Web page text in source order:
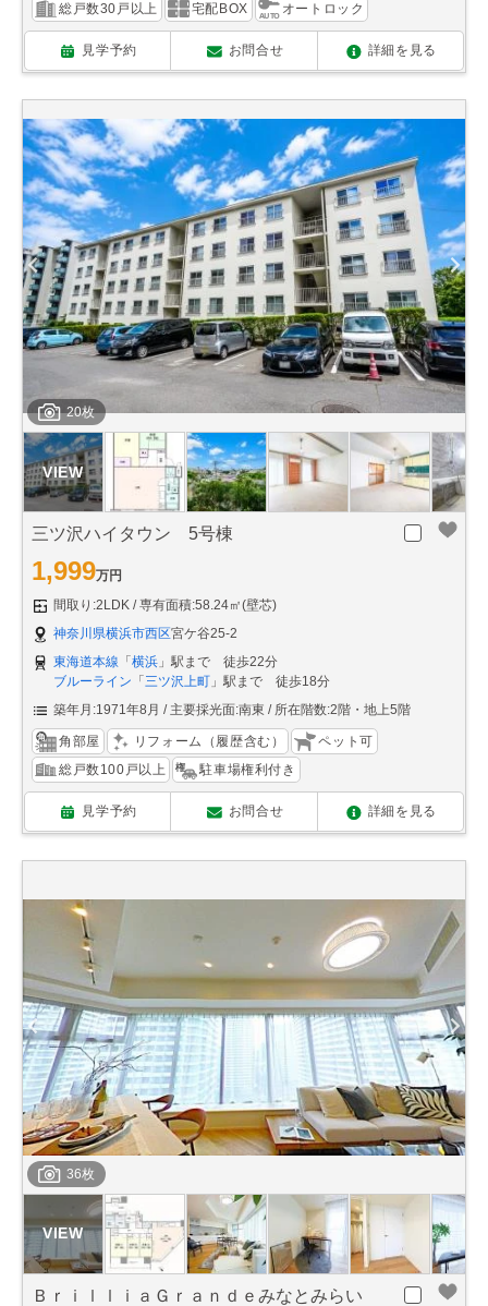
総戸数30戸以上
宅配BOX オートロック
見学予約 お問合せ 詳細を見る
20枚
三ツ沢ハイタウン 5号棟
1,999万円
間取り:2LDK
専有面積:58.24㎡(壁芯)
神奈川県横浜市西区宮ケ谷25-2
東海道本線 「 横浜 」駅まで 徒歩22分
ブルーライン 「 三ツ沢上町 」駅まで 徒歩18分
築年月:1971年8月
主要採光面:南東 所在階数:2階・地上5階
角部屋 リフォーム（履歴含む）
ペット可
総戸数100戸以上
駐車場権利付き
見学予約 お問合せ 詳細を見る
36枚
ＢｒｉｌｌｉａＧｒａｎｄｅみなとみらい